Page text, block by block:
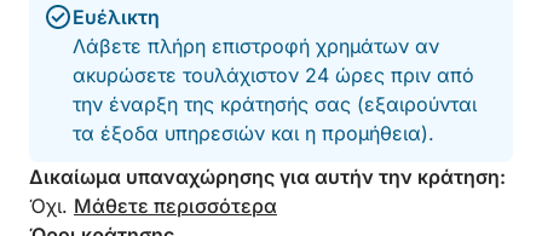
Ευέλικτη
Λάβετε πλήρη επιστροφή χρημάτων αν
ακυρώσετε τουλάχιστον 24 ώρες πριν από
την έναρξη της κράτησής σας (εξαιρούνται
τα έξοδα υπηρεσιών και η προμήθεια).
Δικαίωμα υπαναχώρησης για αυτήν την κράτηση:
Όχι. Μάθετε περισσότερα